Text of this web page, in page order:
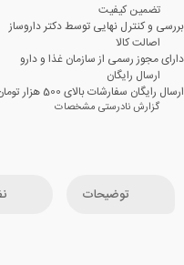
تضمین کیفیت
بررسی و کنترل نهایی توسط دکتر داروساز
اصالت کالا
دارای مجوز رسمی از سازمان غذا و دارو
ارسال رایگان
ارسال رایگان سفارشات بالای 500 هزار تومان
گزارش نادرستی مشخصات
توضیحات